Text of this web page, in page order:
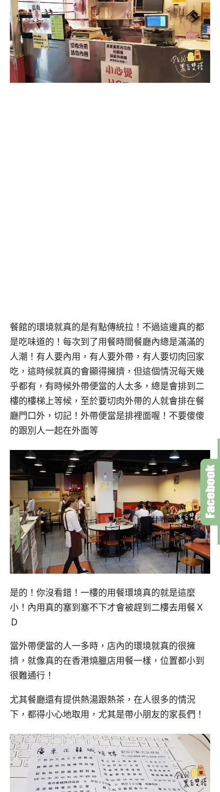
餐館的環境就真的是有點傳統拉！不過這邊真的都
是吃味道的！每次到了用餐時間餐廳內總是滿滿的
人潮！有人要內用，有人要外帶，有人要切肉回家
吃，這時候就真的會顯得擁擠，但這個情況每天幾
乎都有，有時候外帶便當的人太多，總是會排到二
樓的樓梯上等候，至於要切肉外帶的人就會排在餐
廳門口外，切記！外帶便當是排裡面喔！不要傻傻
的跟別人一起在外面等
是的！你沒看錯！一樓的用餐環境真的就是這麼
小！內用真的塞到塞不下才會被趕到二樓去用餐Ｘ
Ｄ
當外帶便當的人一多時，店內的環境就真的很擁
擠，就像真的在香港燒臘店用餐一樣，位置都小到
很難通行！
尤其餐廳還有提供熱湯跟熱茶，在人很多的情況
下，都得小心地取用，尤其是帶小朋友的家長們！